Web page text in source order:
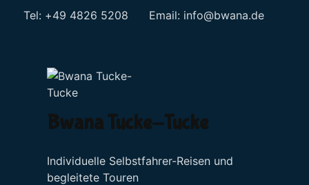
Tel: +49 4826 5208 Email: info@bwana.de
Bwana Tucke-Tucke
Individuelle Selbstfahrer-Reisen und
begleitete Touren